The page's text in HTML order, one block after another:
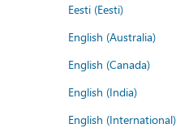
Eesti (Eesti)
English (Australia)
English (Canada)
English (India)
English (International)